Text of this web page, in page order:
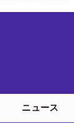
ニュース